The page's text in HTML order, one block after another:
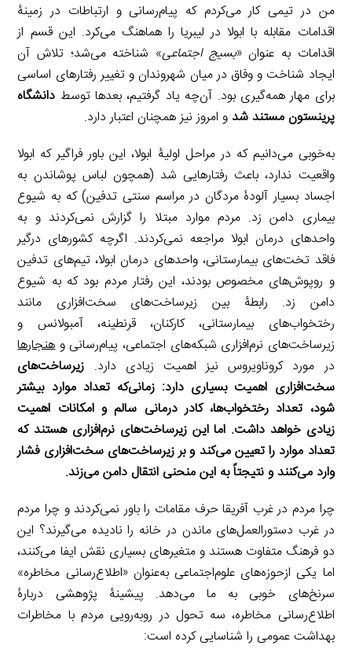
من در تیمی کار می‌کردم که پیام‌رسانی و ارتباطات در زمینۀ
اقدامات مقابله با ابولا در لیبریا را هماهنگ می‌کرد. این قسم از
اقدامات به عنوان «بسیج اجتماعی» شناخته می‌شد؛ تلاش آن
ایجاد شناخت و وفاق در میان شهروندان و تغییر رفتارهای اساسی
برای مهار همه‌گیری بود. آن‌چه یاد گرفتیم، بعدها توسط دانشگاه
پرینستون مستند شدو امروز نیز همچنان اعتبار دارد.
به‌خوبی می‌دانیم که در مراحل اولیۀ ابولا، این باور فراگیر که ابولا
واقعیت ندارد، باعث رفتارهایی شد (همچون لباس پوشاندن به
اجساد بسیار آلودۀ مردگان در مراسم سنتی تدفین) که به شیوع
بیماری دامن زد. مردم موارد مبتلا را گزارش نمی‌کردند و به
واحدهای درمان ابولا مراجعه نمی‌کردند. اگرچه کشورهای درگیر
فاقد تخت‌های بیمارستانی، واحدهای درمان ابولا، تیم‌های تدفین
و روپوش‌های مخصوص بودند، این رفتار مردم بود که به شیوع
دامن زد. رابطۀ بین زیرساخت‌های سخت‌افزاری مانند
رختخواب‌های بیمارستانی، کارکنان، قرنطینه، آمبولانس و
زیرساخت‌های نرم‌‌افزاری شبکه‌های اجتماعی، پیام‌رسانی وهنجارها
در مورد کروناویروس نیز اهمیت زیادی دارد. زیرساخت‌های
سخت‌افزاری اهمیت بسیاری دارد: زمانی‌که تعداد موارد بیشتر
شود، تعداد رختخواب‌ها، کادر درمانی سالم و امکانات اهمیت
زیادی خواهد داشت. اما این زیرساخت‌های نرم‌افزاری هستند که
تعداد موارد را تعیین می‌کند و بر زیرساخت‌های سخت‌افزاری فشار
وارد می‌کنند و نتیجتاً به این منحنی انتقال دامن می‌زند.
چرا مردم در غرب آفریقا حرف مقامات را باور نمی‌کردند و چرا مردم
در غرب دستورالعمل‌های ماندن در خانه را نادیده می‌گیرند؟ این
دو فرهنگ متفاوت هستند و متغیرهای بسیاری نقش ایفا می‌کنند،
اما یکی ازحوزه‌های علوم‌اجتماعی به‌عنوان «اطلاع‌رسانی مخاطره»
سرنخ‌های خوبی به ما می‌دهد. پیشینۀ پژوهشی دربارۀ
اطلاع‌رسانی مخاطره، سه تحول در روبه‌رویی مردم با مخاطرات
بهداشت عمومی را شناسایی کرده است: